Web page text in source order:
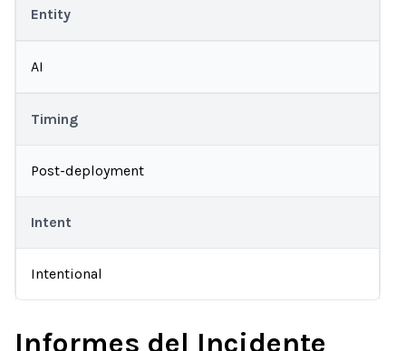
Entity
AI
Timing
Post-deployment
Intent
Intentional
Informes del Incidente